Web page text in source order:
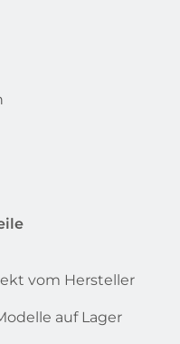
vom Hersteller
auf Lager